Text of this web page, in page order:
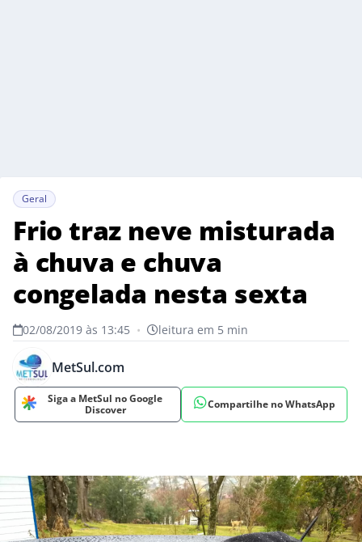
Geral
Frio traz neve misturada
à chuva e chuva
congelada nesta sexta
02/08/2019 às 13:45 • leitura em 5 min
MetSul.com
Siga a MetSul no Google
Discover
Compartilhe no WhatsApp